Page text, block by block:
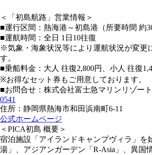
＜「初島航路」営業情報＞
■運行区間：熱海港～初島港（所要時間 約
■運航時間：全日 1日10往復
※気象・海象状況等により運航状況が変更
す。
■乗船料金：大人 往復2,800円、小人 往復
※お得なセット券もご用意しております。
■お問合せ：株式会社富士急マリンリゾー
0541
住所：静岡県熱海市和田浜南町6-11
公式ホームページ
＜PICA初島 概要＞
宿泊施設「アイランドキャンプヴィラ」を
湯」、アジアンガーデン「R-Asia」、異国